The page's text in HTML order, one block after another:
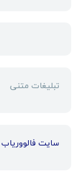
تبلیغات متنی
سایت فالووریاب